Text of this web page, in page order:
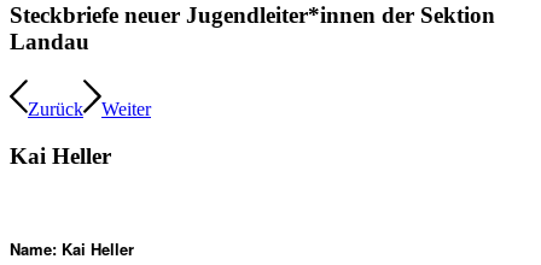
Steckbriefe neuer Jugendleiter*innen der Sektion
Landau
Zurück Weiter
Kai Heller
Name: Kai Heller